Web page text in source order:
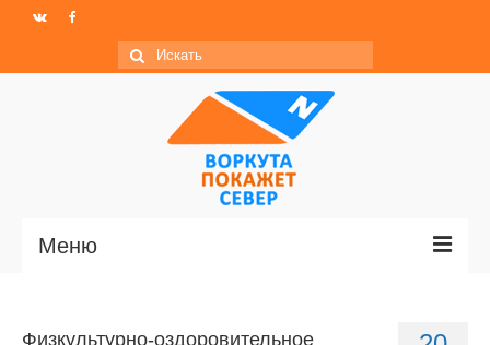
Искать:
Меню
Физкультурно-оздоровительное